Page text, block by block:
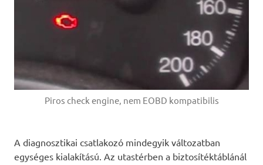
Piros check engine, nem EOBD kompatibilis
A diagnosztikai csatlakozó mindegyik változatban
egységes kialakítású. Az utastérben a biztosítéktáblánál